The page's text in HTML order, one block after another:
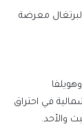
أنحاء البرتغال معرضة
في احتراق